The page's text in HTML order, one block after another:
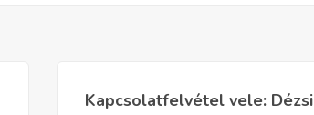
Kapcsolatfelvétel vele: Dézsi